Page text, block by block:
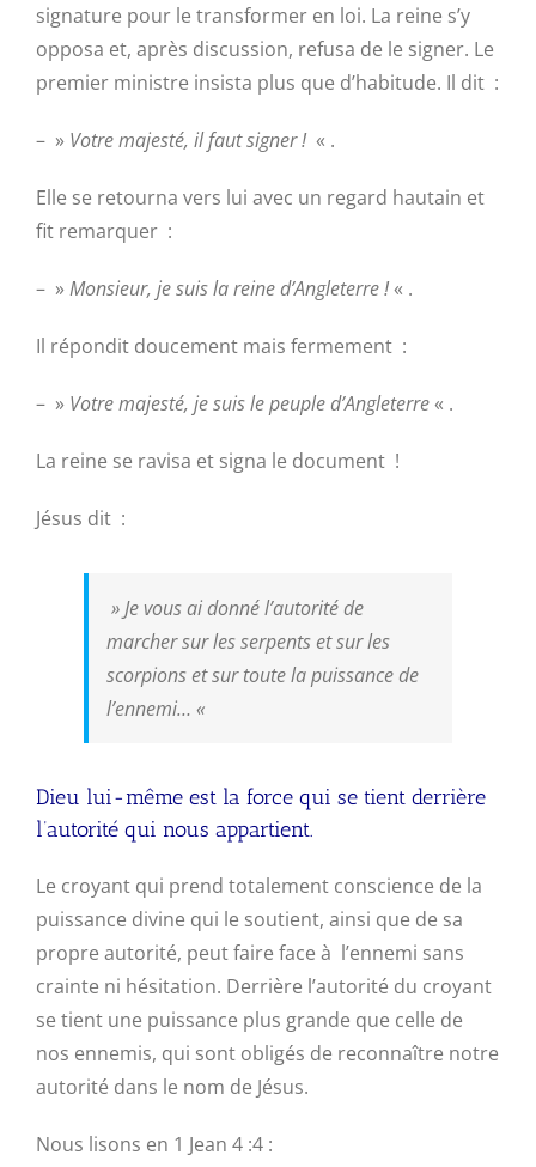
signature pour le transformer en loi. La reine s’y
opposa et, après discussion, refusa de le signer. Le
premier ministre insista plus que d’habitude. Il dit :
– » Votre majesté, il faut signer !« .
Elle se retourna vers lui avec un regard hautain et
fit remarquer :
– »Monsieur, je suis la reine d’Angleterre !« .
Il répondit doucement mais fermement :
– » Votre majesté, je suis le peuple d’Angleterre« .
La reine se ravisa et signa le document !
Jésus dit :
»Je vous ai donné l’autorité de
marcher sur les serpents et sur les
scorpions et sur toute la puissance de
l’ennemi… «
Dieu lui-même est la force qui se tient derrière
l’autorité qui nous appartient.
Le croyant qui prend totalement conscience de la
puissance divine qui le soutient, ainsi que de sa
propre autorité, peut faire face à l’ennemi sans
crainte ni hésitation. Derrière l’autorité du croyant
se tient une puissance plus grande que celle de
nos ennemis, qui sont obligés de reconnaître notre
autorité dans le nom de Jésus.
Nous lisons en 1 Jean 4 :4 :